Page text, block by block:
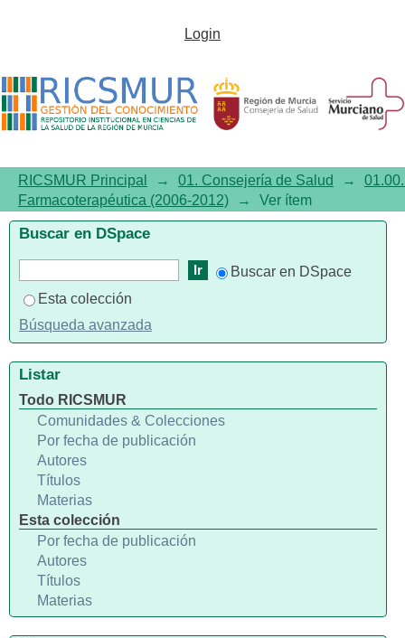
Boletín de Evaluación
Número 12. Dapoxetina (DOE)
Login
RICSMUR Principal → 01. Consejería de Salud →
Farmacoterapéutica (2006-2012)
→ Ver ítem
Buscar en DSpace
Buscar en DSpace
Esta colección
Búsqueda avanzada
Listar
Todo RICSMUR
Comunidades & Colecciones
Por fecha de publicación
Autores
Títulos
Materias
Esta colección
Por fecha de publicación
Autores
Títulos
Materias